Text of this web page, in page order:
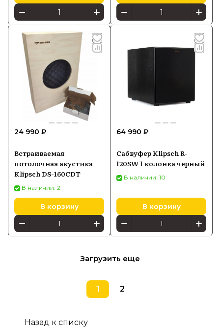
24 990 ₽
Встраиваемая
потолочная акустика
Klipsch DS-160CDT
В наличии: 2
В корзину
64 990 ₽
Сабвуфер Klipsch R-
120SW 1 колонка черный
В наличии: 10
В корзину
Загрузить еще
1 2
Назад к списку